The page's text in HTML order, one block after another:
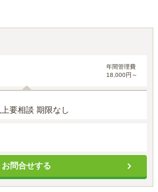
年間管理費
18,000円～
要相談 期限なし
お問合せする